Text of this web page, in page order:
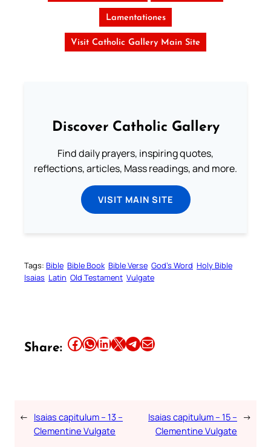
Lamentationes
Visit Catholic Gallery Main Site
Discover Catholic Gallery
Find daily prayers, inspiring quotes,
reflections, articles, Mass readings, and more.
VISIT MAIN SITE
Tags: Bible Bible Book Bible Verse God’s Word Holy Bible
Isaias Latin Old Testament Vulgate
Share: Share this article on Facebook Share this article on WhatsApp Share this article on LinkedIn Share this article on X Share this article on TelegramEmail this Article
← Isaias capitulum – 13 –
Clementine Vulgate
Isaias capitulum – 15 –
Clementine Vulgate
→